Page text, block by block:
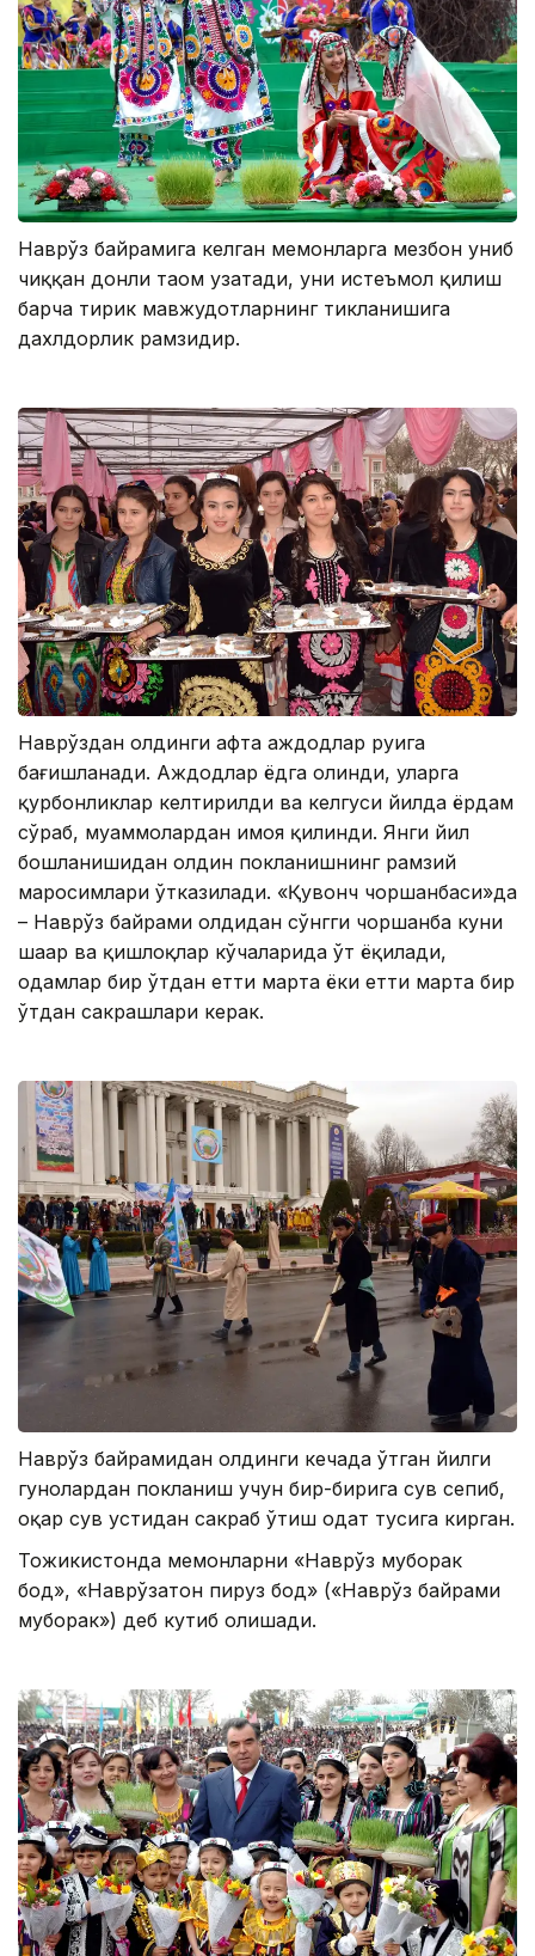
Наврўз байрамига келган меҳмонларга мезбон униб
чиққан донли таом узатади, уни истеъмол қилиш
барча тирик мавжудотларнинг тикланишига
дахлдорлик рамзидир.
Наврўздан олдинги ҳафта аждодлар руҳига
бағишланади. Аждодлар ёдга олинди, уларга
қурбонликлар келтирилди ва келгуси йилда ёрдам
сўраб, муаммолардан ҳимоя қилинди. Янги йил
бошланишидан олдин покланишнинг рамзий
маросимлари ўтказилади. «Қувонч чоршанбаси»да
– Наврўз байрами олдидан сўнгги чоршанба куни
шаҳар ва қишлоқлар кўчаларида ўт ёқилади,
одамлар бир ўтдан етти марта ёки етти марта бир
ўтдан сакрашлари керак.
Наврўз байрамидан олдинги кечада ўтган йилги
гуноҳлардан покланиш учун бир-бирига сув сепиб,
оқар сув устидан сакраб ўтиш одат тусига кирган.
Тожикистонда меҳмонларни «Наврўз муборак
бод», «Наврўзатон пируз бод» («Наврўз байрами
муборак») деб кутиб олишади.